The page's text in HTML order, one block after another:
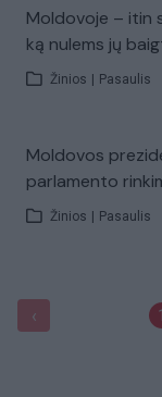
Moldovoje – itin
ką nulems jų
Žinios Pasaulis
Moldovos
parlamento
Žinios Pasaulis
‹ 1